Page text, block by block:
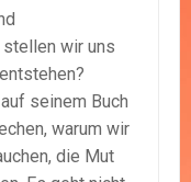
wir uns
seinem Buch
warum wir
die Mut